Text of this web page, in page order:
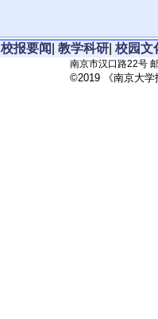
校报要闻 教学科研 校园文
南京市汉口路22号
©2019 《南京大